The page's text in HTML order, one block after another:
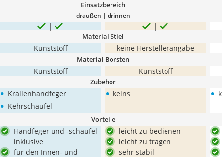
Einsatzbereich
draußen | drinnen
Material Stiel
Kunststoff keine Herstellerangabe
Material Borsten
Kunststoff Kunststoff
Zubehör
• Krallenhandfeger
• Kehrschaufel
• keins •
Vorteile
Handfeger und -schaufel
inklusive
für den Innen- und
leicht zu bedienen
leicht zu tragen
sehr stabil